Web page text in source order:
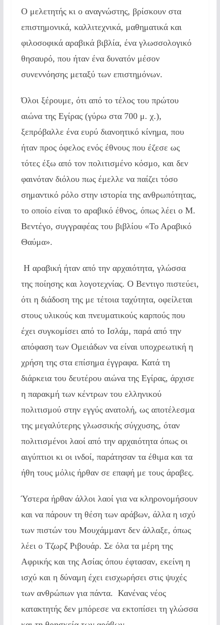
Ο μελετητής κι ο αναγνώστης, βρίσκουν στα
επιστημονικά, καλλιτεχνικά, μαθηματικά και
φιλοσοφικά αραβικά βιβλία, ένα γλωσσολογικό
θησαυρό, που ήταν ένα δυνατόν μέσον
συνεννόησης μεταξύ των επιστημόνων.
Όλοι ξέρουμε, ότι από το τέλος του πρώτου
αιώνα της Εγίρας (γύρω στα 700 μ. χ.),
ξεπρόβαλλε ένα ευρύ διανοητικό κίνημα, που
ήταν προς όφελος ενός έθνους που έζεσε ως
τότες έξω από τον πολιτισμένο κόσμο, και δεν
φαινόταν διόλου πως έμελλε να παίζει τόσο
σημαντικό ρόλο στην ιστορία της ανθρωπότητας,
το οποίο είναι το αραβικό έθνος, όπως λέει ο Μ.
Βεντέγο, συγγραφέας του βιβλίου «Το Αραβικό
Θαύμα».
Η αραβική ήταν από την αρχαιότητα, γλώσσα
της ποίησης και λογοτεχνίας. Ο Βεντιγο πιστεύει,
ότι η διάδοση της με τέτοια ταχύτητα, οφείλεται
στους υλικούς και πνευματικούς καρπούς που
έχει συγκομίσει από το Ισλάμ, παρά από την
απόφαση των Ομειάδων να είναι υποχρεωτική η
χρήση της στα επίσημα έγγραφα. Κατά τη
διάρκεια του δευτέρου αιώνα της Εγίρας, άρχισε
η παρακμή των κέντρων του ελληνικού
πολιτισμού στην εγγύς ανατολή, ως αποτέλεσμα
της μεγαλύτερης γλωσσικής σύγχυσης, όταν
πολιτισμένοι λαοί από την αρχαιότητα όπως οι
αιγύπτιοι κι οι ινδοί, παράτησαν τα έθιμα και τα
ήθη τους μόλις ήρθαν σε επαφή με τους άραβες.
Ύστερα ήρθαν άλλοι λαοί για να κληρονομήσουν
και να πάρουν τη θέση των αράβων, άλλα η ισχύ
των πιστών του Μουχάμμαντ δεν άλλαξε, όπως
λέει ο Τζωρζ Ριβουάρ. Σε όλα τα μέρη της
Αφρικής και της Ασίας όπου έφτασαν, εκείνη η
ισχύ και η δύναμη έχει εισχωρήσει στις ψυχές
των ανθρώπων για πάντα. Κανένας νέος
κατακτητής δεν μπόρεσε να εκτοπίσει τη γλώσσα